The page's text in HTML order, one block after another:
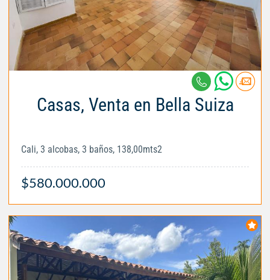
Casas, Venta en Bella Suiza
Cali, 3 alcobas, 3 baños, 138,00mts2
$580.000.000